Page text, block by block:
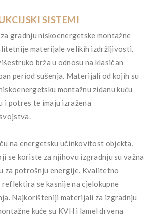
SISTEMI
gradnju niskoenergetske montažne
materijale velikih izdržljivosti.
brža u odnosu na klasičan
period sušenja. Materijali od kojih su
montažnu zidanu kuću
i potres te imaju izražena
na energetsku učinkovitost objekta,
se koriste za njihovu izgradnju su važna
za potrošnju energije. Kvalitetno
se kasnije na cjelokupne
Najkorišteniji materijali za izgradnju
kuće su KVH i lamel drvena